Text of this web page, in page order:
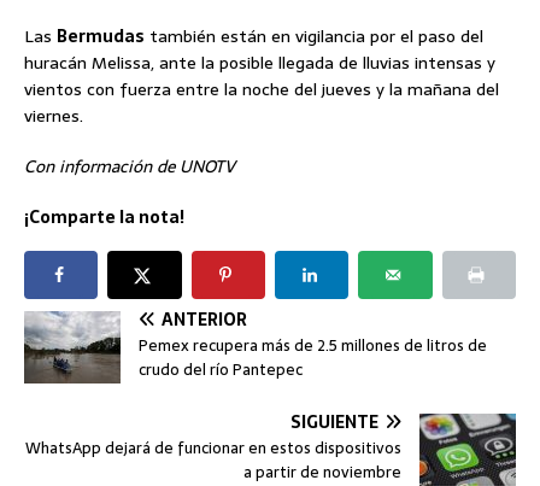
Las Bermudas también están en vigilancia por el paso del
huracán Melissa, ante la posible llegada de lluvias intensas y
vientos con fuerza entre la noche del jueves y la mañana del
viernes.
Con información de UNOTV
¡Comparte la nota!
ANTERIOR
Pemex recupera más de 2.5 millones de litros de
crudo del río Pantepec
SIGUIENTE
WhatsApp dejará de funcionar en estos dispositivos
a partir de noviembre